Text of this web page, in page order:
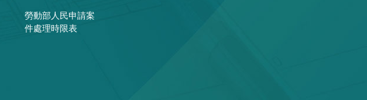
勞動部人民申請案
件處理時限表